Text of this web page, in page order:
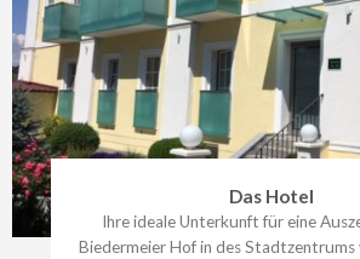
Das Hotel
Ihre ideale Unterkunft für eine
Biedermeier Hof in des Stadtzentrums